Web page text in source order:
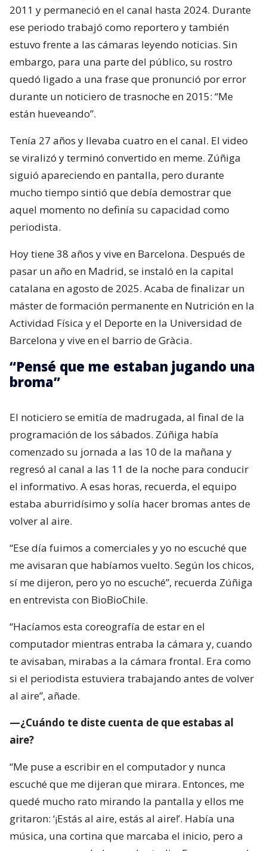
2011 y permaneció en el canal hasta 2024. Durante
ese periodo trabajó como reportero y también
estuvo frente a las cámaras leyendo noticias. Sin
embargo, para una parte del público, su rostro
quedó ligado a una frase que pronunció por error
durante un noticiero de trasnoche en 2015: “Me
están hueveando”.
Tenía 27 años y llevaba cuatro en el canal. El video
se viralizó y terminó convertido en meme. Zúñiga
siguió apareciendo en pantalla, pero durante
mucho tiempo sintió que debía demostrar que
aquel momento no definía su capacidad como
periodista.
Hoy tiene 38 años y vive en Barcelona. Después de
pasar un año en Madrid, se instaló en la capital
catalana en agosto de 2025. Acaba de finalizar un
máster de formación permanente en Nutrición en la
Actividad Física y el Deporte en la Universidad de
Barcelona y vive en el barrio de Gràcia.
“Pensé que me estaban jugando una
broma”
El noticiero se emitía de madrugada, al final de la
programación de los sábados. Zúñiga había
comenzado su jornada a las 10 de la mañana y
regresó al canal a las 11 de la noche para conducir
el informativo. A esas horas, recuerda, el equipo
estaba aburridísimo y solía hacer bromas antes de
volver al aire.
“Ese día fuimos a comerciales y yo no escuché que
me avisaran que habíamos vuelto. Según los chicos,
sí me dijeron, pero yo no escuché”, recuerda Zúñiga
en entrevista con BioBioChile.
“Hacíamos esta coreografía de estar en el
computador mientras entraba la cámara y, cuando
te avisaban, mirabas a la cámara frontal. Era como
si el periodista estuviera trabajando antes de volver
al aire”, añade.
—¿Cuándo te diste cuenta de que estabas al
aire?
“Me puse a escribir en el computador y nunca
escuché que me dijeran que mirara. Entonces, me
quedé mucho rato mirando la pantalla y ellos me
gritaron: ‘¡Estás al aire, estás al aire!’. Había una
música, una cortina que marcaba el inicio, pero a